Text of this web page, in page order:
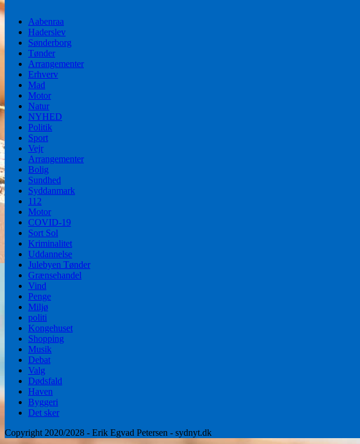
Aabenraa
Haderslev
Sønderborg
Tønder
Arrangementer
Erhverv
Mad
Motor
Natur
NYHED
Politik
Sport
Vejr
Arrangementer
Bolig
Sundhed
Syddanmark
112
Motor
COVID-19
Sort Sol
Kriminalitet
Uddannelse
Julebyen Tønder
Grænsehandel
Vind
Penge
Miljø
politi
Kongehuset
Shopping
Musik
Debat
Valg
Dødsfald
Haven
Byggeri
Det sker
Copyright 2020/2028 - Erik Egvad Petersen - sydnyt.dk